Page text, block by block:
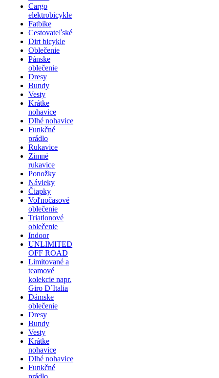
Cargo
elektrobicykle
Fatbike
Cestovateľské
Dirt bicykle
Oblečenie
Pánske
oblečenie
Dresy
Bundy
Vesty
Krátke
nohavice
Dlhé nohavice
Funkčné
prádlo
Rukavice
Zimné
rukavice
Ponožky
Návleky
Čiapky
Voľnočasové
oblečenie
Triatlonové
oblečenie
Indoor
UNLIMITED
OFF ROAD
Limitované a
teamové
kolekcie napr.
Giro D´Italia
Dámske
oblečenie
Dresy
Bundy
Vesty
Krátke
nohavice
Dlhé nohavice
Funkčné